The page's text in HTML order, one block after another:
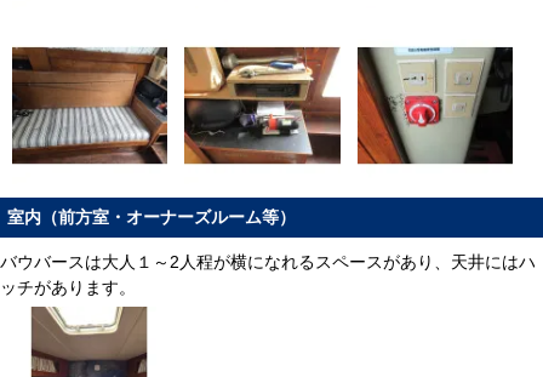
室内（前方室・オーナーズルーム等）
バウバースは大人１～2人程が横になれるスペースがあり、天井にはハ
ッチがあります。